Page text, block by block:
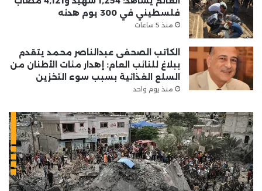
فلسطيني في 300 يوم هدنه
منذ 5 ساعات
الكاتب الصحفى عبدالناصر محمد يتقدم
ببلاغ للنائب العام: إهدار مئات الأطنان من
السلع الغذائية بسبب سوء التخزين
منذ يوم واحد